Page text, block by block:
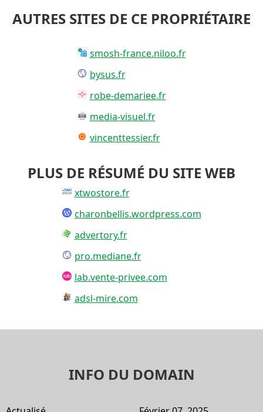
AUTRES SITES DE CE PROPRIÉTAIRE
smosh-france.niloo.fr
bysus.fr
robe-demariee.fr
media-visuel.fr
vincenttessier.fr
PLUS DE RÉSUMÉ DU SITE WEB
xtwostore.fr
charonbellis.wordpress.com
advertory.fr
pro.mediane.fr
lab.vente-privee.com
adsl-mire.com
INFO DU DOMAIN